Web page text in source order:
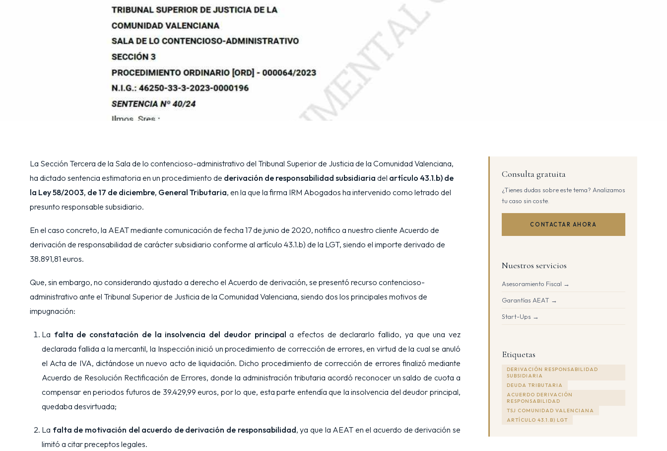
La Sección Tercera de la Sala de lo contencioso-administrativo del Tribunal Superior de Justicia de la Comunidad Valenciana,
ha dictado sentencia estimatoria en un procedimiento de derivación de responsabilidad subsidiaria del artículo 43.1.b) de
la Ley 58/2003, de 17 de diciembre, General Tributaria, en la que la firma IRM Abogados ha intervenido como letrado del
presunto responsable subsidiario.
En el caso concreto, la AEAT mediante comunicación de fecha 17 de junio de 2020, notifico a nuestro cliente Acuerdo de
derivación de responsabilidad de carácter subsidiario conforme al artículo 43.1.b) de la LGT, siendo el importe derivado de
38.891,81 euros.
Que, sin embargo, no considerando ajustado a derecho el Acuerdo de derivación, se presentó recurso contencioso-
administrativo ante el Tribunal Superior de Justicia de la Comunidad Valenciana, siendo dos los principales motivos de
impugnación:
La falta de constatación de la insolvencia del deudor principal a efectos de declararlo fallido, ya que una vez
declarada fallida a la mercantil, la Inspección inició un procedimiento de corrección de errores, en virtud de la cual se anuló
el Acta de IVA, dictándose un nuevo acto de liquidación. Dicho procedimiento de corrección de errores finalizó mediante
Acuerdo de Resolución Rectificación de Errores, donde la administración tributaria acordó reconocer un saldo de cuota a
compensar en periodos futuros de 39.429,99 euros, por lo que, esta parte entendía que la insolvencia del deudor principal,
quedaba desvirtuada;
La falta de motivación del acuerdo de derivación de responsabilidad, ya que la AEAT en el acuerdo de derivación se
limitó a citar preceptos legales.
Consulta gratuita
¿Tienes dudas sobre este tema? Analizamos
tu caso sin coste.
CONTACTAR AHORA
Nuestros servicios
Asesoramiento Fiscal →
Garantías AEAT →
Start-Ups →
Etiquetas
DERIVACIÓN RESPONSABILIDAD
SUBSIDIARIA
DEUDA TRIBUTARIA
ACUERDO DERIVACIÓN
RESPONSABILIDAD
TSJ COMUNIDAD VALENCIANA
ARTÍCULO 43.1.B) LGT